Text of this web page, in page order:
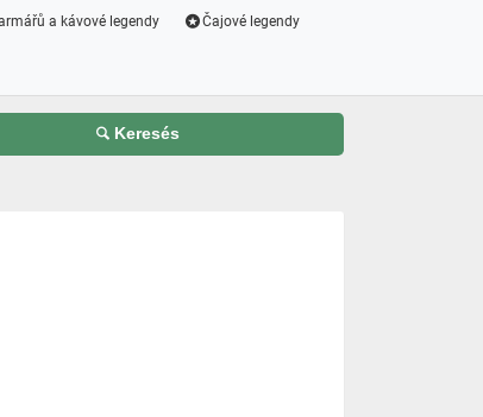
a kávové legendy Čajové legendy
Keresés